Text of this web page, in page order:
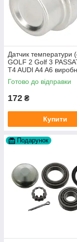
Датчик температури
GOLF 2 Golf 3
T4 AUDI A4 A6
Topran Німеччина
Готово до відправки
172 ₴
Купити
Подарунок